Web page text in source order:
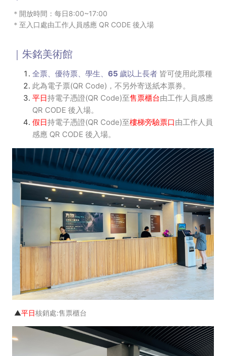
＊開放時間：每日8:00~17:00
＊至入口處由工作人員感應 QR CODE 後入場
｜朱銘美術館
全票、優待票、學生、65 歲以上長者 皆可使用此票種
此為電子票(QR Code)，不另外寄送紙本票券。
平日持電子憑證(QR Code)至售票櫃台由工作人員感應
QR CODE 後入場。
假日持電子憑證(QR Code)至樓梯旁驗票口由工作人員
感應 QR CODE 後入場。
▲平日核銷處:售票櫃台